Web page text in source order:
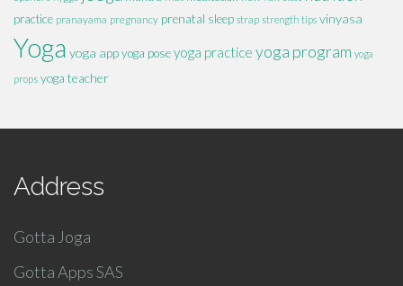
practice pranayama pregnancy prenatal sleep strap strength tips vinyasa
Yoga yoga appyoga poseyoga practice yoga program yoga
props yoga teacher
Address
Gotta Joga
Gotta Apps SAS